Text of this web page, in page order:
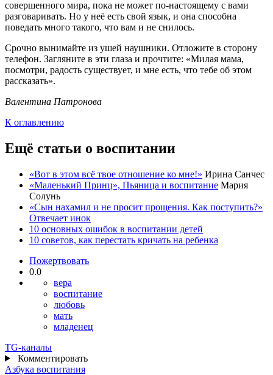
совершенного мира, пока не может по-настоящему с вами
разговаривать. Но у неё есть свой язык, и она способна
поведать много такого, что вам и не снилось.
Срочно вынимайте из ушей наушники. Отложите в сторону
телефон. Загляните в эти глаза и прочтите: «Милая мама,
посмотри, радость существует, и мне есть, что тебе об этом
рассказать».
Валентина Патронова
К оглавлению
Ещё статьи о воспитании
«Вот в этом всё твое отношение ко мне!» Ирина Санчес
«Маленький Принц», Пьяница и воспитание Мария
Солунь
«Сын нахамил и не просит прощения. Как поступить?»
Отвечает инок
10 основных ошибок в воспитании детей
10 советов, как перестать кричать на ребенка
Пожертвовать
0.0
вера
воспитание
любовь
мать
младенец
TG-каналы
Комментировать
Азбука воспитания